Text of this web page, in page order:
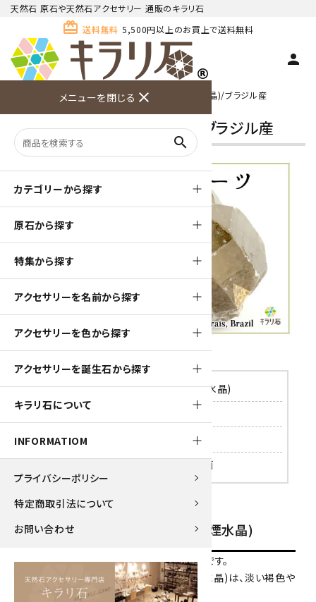
天然石 原石や天然石アクセサリー 通販のキラリ石
card_giftcard 送料無料 5,500円以上のお買上で送料無料
person
わせ ド
メニューを閉じる close
search
カテゴリーから探す
原石から探す
特集から探す
アクセサリーを名前から探す
アクセサリーを色から探す
アクセサリーを誕生石から探す
キラリ石について
INFORMATIOM
プライバシーポリシー
特定商取引法について
お問い合わせ
鉱物解説一覧> スモーキークォーツ(煙水晶)/ブラジル産
スモーキークォーツ(煙水晶)/ブラジル産
1.ブラジル産スモーキークォーツ(煙水晶)
2.産地のブラジル ミナスジェライス州
3.形状や特徴
4.スモーキークォーツ(煙水晶)の動画
ブラジル産スモーキークォーツ(煙水晶)
ブラジル産のスモーキークォーツ(煙水晶)です。
スモーキークォーツ(和名：煙水晶又は茶水晶)は、淡い褐色や
黒っぽい水晶質の鉱物です。